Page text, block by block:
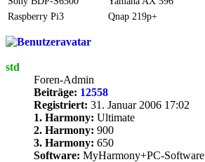
Raspberry Pi3
Qnap 219p+
std
Foren-Admin
Beiträge: 12558
Registriert: 31. Januar 2006 17:02
1. Harmony: Ultimate
2. Harmony: 900
3. Harmony: 650
Software: MyHarmony+PC-Software